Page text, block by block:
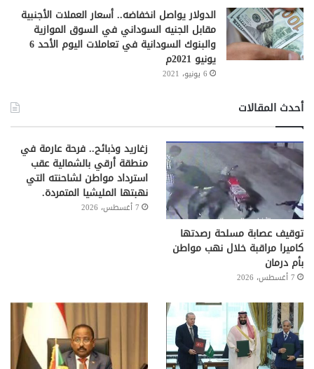
الدولار يواصل انخفاضه.. أسعار العملات الأجنبية
مقابل الجنيه السوداني في السوق الموازية
والبنوك السودانية في تعاملات اليوم الأحد 6
يونيو 2021م
6 يونيو، 2021
أحدث المقالات
توقيف عصابة مسلحة رصدتها
كاميرا مراقبة خلال نهب مواطن
بأم درمان
7 أغسطس، 2026
زغاريد وذبائح.. فرحة عارمة في
منطقة أرقي بالشمالية عقب
استرداد مواطن لشاحنته التي
نهبتها المليشيا المتمردة.
7 أغسطس، 2026